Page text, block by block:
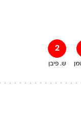
2
ש. פיבן